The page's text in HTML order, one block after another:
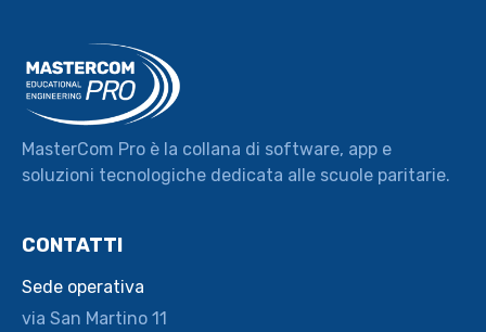
MasterCom Pro è la collana di software, app e
soluzioni tecnologiche dedicata alle scuole paritarie.
CONTATTI
Sede operativa
via San Martino 11